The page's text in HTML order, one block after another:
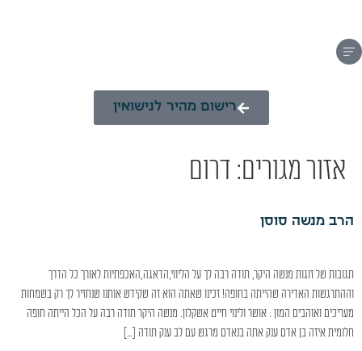
רישום מהיר לנישואין
אזור מגורים: דרום
הרב מנשה סוסן
תגובות של זוגות מנשה היקר, תודה רבה לך על הליווי,הדאגה,האכפתיות לאורך כל הדרך
וההתרגשות האדירה שהייתה בחופה! זכינו שאתה הוא זה שקידש אותנו שנחזיר לך רק בשמחות
מעריכים ואוהבים המון . אושר ולינוי חייט אשקלון. מנשה היקר תודה רבה על הכל הייתה חופה
חלומית איזה בן אדם ענק אתה בנאדם מרגש עם לב ענק תודה […]